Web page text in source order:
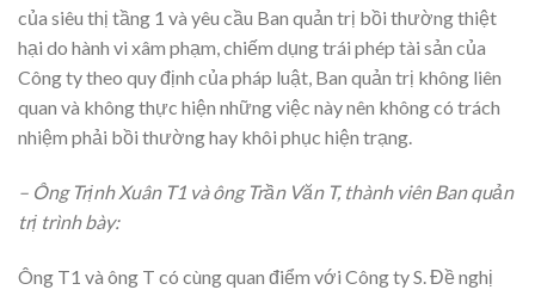
của siêu thị tầng 1 và yêu cầu Ban quản trị bồi thường thiệt
hại do hành vi xâm phạm, chiếm dụng trái phép tài sản của
Công ty theo quy định của pháp luật, Ban quản trị không liên
quan và không thực hiện những việc này nên không có trách
nhiệm phải bồi thường hay khôi phục hiện trạng.
– Ông Trịnh Xuân T1 và ông Trần Văn T, thành viên Ban quản
trị trình bày:
Ông T1 và ông T có cùng quan điểm với Công ty S. Đề nghị